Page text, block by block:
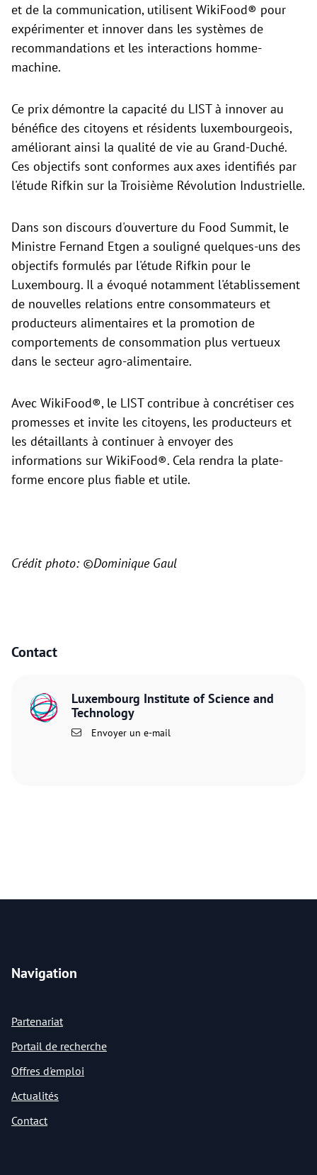
Contact
Luxembourg Institute of Science and
Technology
Envoyer un e-mail
et de la communication, utilisent WikiFood® pour
expérimenter et innover dans les systèmes de
recommandations et les interactions homme-
machine.
Ce prix démontre la capacité du LIST à innover au
bénéfice des citoyens et résidents luxembourgeois,
améliorant ainsi la qualité de vie au Grand-Duché.
Ces objectifs sont conformes aux axes identifiés par
l'étude Rifkin sur la Troisième Révolution Industrielle.
Dans son discours d'ouverture du Food Summit, le
Ministre Fernand Etgen a souligné quelques-uns des
objectifs formulés par l'étude Rifkin pour le
Luxembourg. Il a évoqué notamment l'établissement
de nouvelles relations entre consommateurs et
producteurs alimentaires et la promotion de
comportements de consommation plus vertueux
dans le secteur agro-alimentaire.
Avec WikiFood®, le LIST contribue à concrétiser ces
promesses et invite les citoyens, les producteurs et
les détaillants à continuer à envoyer des
informations sur WikiFood®. Cela rendra la plate-
forme encore plus fiable et utile.
Crédit photo: ©Dominique Gaul
Navigation
Partenariat
Portail de recherche
Offres d'emploi
Actualités
Contact